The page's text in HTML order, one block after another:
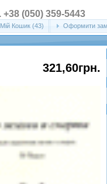
+38 (050) 359-5443
Мій Кошик (43) Оформити
321,60грн.